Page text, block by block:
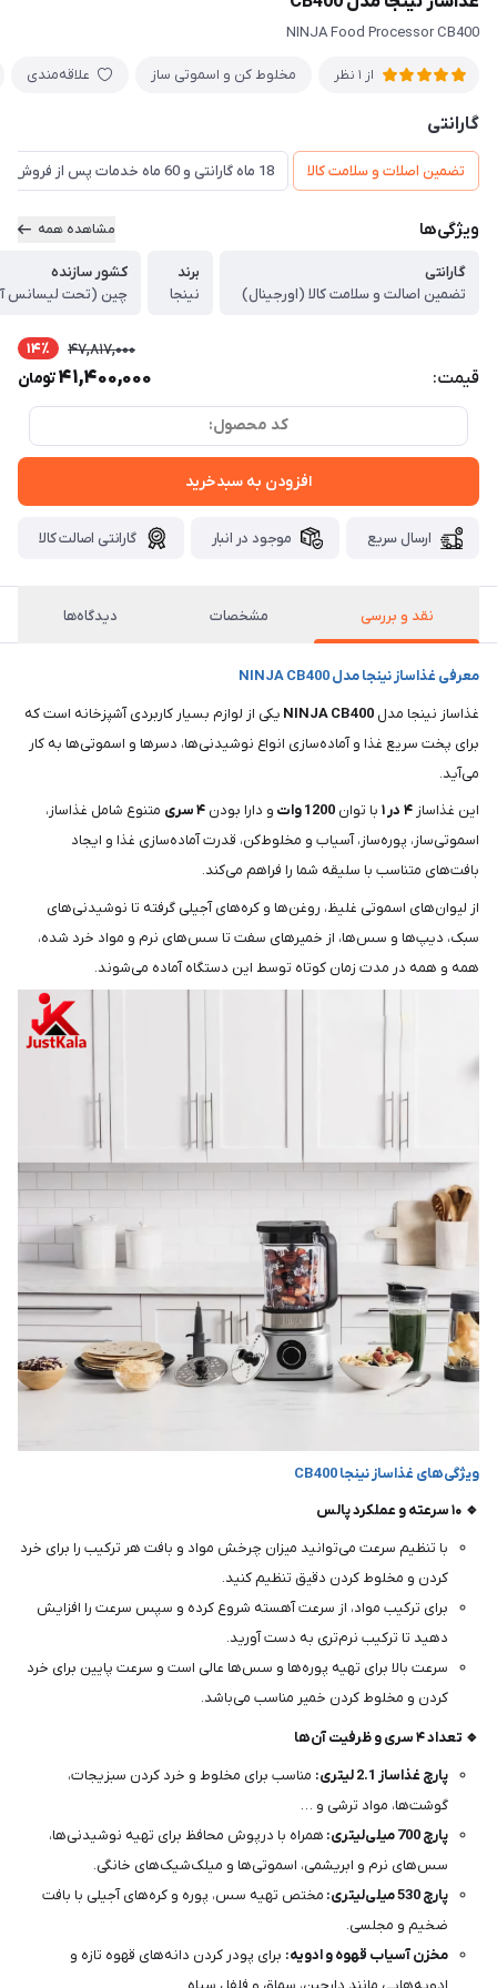
NINJA Food Processor CB400
از 1 نظر مخلوط کن و اسموتی ساز علاقه‌مندی
گارانتی
تضمین اصلات و سلامت کالا 18 ماه گارانتی و 60 ماه خدمات پس از فروش و ضمانت تعویض
ویژگی‌ها مشاهده همه
گارانتی
تضمین اصالت و سلامت کالا (اورجینال)
برند
نینجا
کشور سازنده
چین (تحت لیسانس
قیمت:
47,817,000 14٪
41,400,000تومان
کد محصول:
افزودن به سبدخرید
ارسال سریع موجود در انبار گارانتی اصالت کالا
نقد و بررسی مشخصات دیدگاه‌ها
معرفی غذاساز نینجا مدل NINJA CB400
غذاساز نینجا مدل
NINJACB400
یکی از لوازم بسیار کاربردی آشپزخانه است که
برای پخت سریع غذا و آماده‌سازی انواع نوشیدنی‌ها، دسرها و اسموتی‌ها به کار
می‌آید.
این غذاساز ۴ در ۱ با توان 1200وات و دارا بودن ۴ سری
متنوع شامل غذاساز،
اسموتی‌ساز، پوره‌ساز، آسیاب و مخلوط‌کن، قدرت آماده‌سازی غذا و ایجاد
بافت‌های متناسب با سلیقه شما را فراهم می‌کند.
از لیوان‌های اسموتی غلیظ، روغن‌ها و کره‌های آجیلی گرفته تا نوشیدنی‌های
سبک، دیپ‌ها و سس‌ها، از خمیرهای سفت تا سس‌های نرم و مواد خرد شده،
همه و همه در مدت زمان کوتاه توسط این دستگاه آماده می‌شوند.
ویژگی‌های غذاساز نینجا CB400
🔹 ۱۰ سرعته و عملکرد پالس
با تنظیم سرعت می‌توانید میزان چرخش مواد و بافت هر ترکیب را برای خرد
کردن و مخلوط کردن دقیق تنظیم کنید.
برای ترکیب مواد، از سرعت آهسته شروع کرده و سپس سرعت را افزایش
دهید تا ترکیب نرم‌تری به دست آورید.
سرعت بالا برای تهیه پوره‌ها و سس‌ها عالی است و سرعت پایین برای خرد
کردن و مخلوط کردن خمیر مناسب می‌باشد.
🔹 تعداد ۴ سری و ظرفیت آن‌ها
پارچ غذاساز 2.1 لیتری:
مناسب برای مخلوط و خرد کردن سبزیجات،
گوشت‌ها، مواد ترشی و …
پارچ 700 میلی‌لیتری:
همراه با درپوش محافظ برای تهیه نوشیدنی‌ها،
سس‌های نرم و ابریشمی، اسموتی‌ها و میلک‌شیک‌های خانگی.
پارچ 530 میلی‌لیتری:
مختص تهیه سس، پوره و کره‌های آجیلی با بافت
ضخیم و مجلسی.
مخزن آسیاب قهوه و ادویه: برای پودر کردن دانه‌های قهوه تازه و